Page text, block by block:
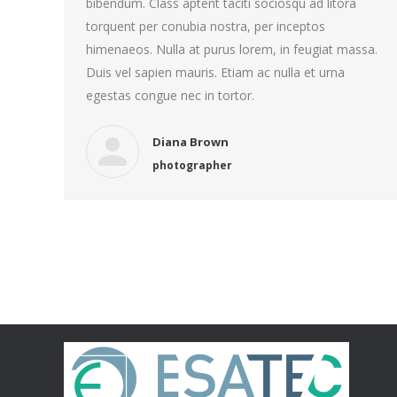
torquent per conubia nostra, per inceptos
himenaeos. Nulla at purus lorem, in feugiat massa.
Duis vel sapien mauris. Etiam ac nulla et urna
egestas congue nec in tortor.
Diana Brown
photographer